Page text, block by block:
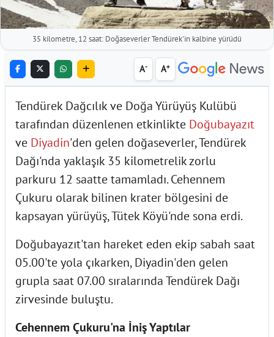
35 kilometre, 12 saat: Doğaseverler Tendürek'in kalbine yürüdü
A- A+
Tendürek Dağcılık ve Doğa Yürüyüş Kulübü
tarafından düzenlenen etkinlikte Doğubayazıt
ve Diyadin'den gelen doğaseverler, Tendürek
Dağı'nda yaklaşık 35 kilometrelik zorlu
parkuru 12 saatte tamamladı. Cehennem
Çukuru olarak bilinen krater bölgesini de
kapsayan yürüyüş, Tütek Köyü'nde sona erdi.
Doğubayazıt'tan hareket eden ekip sabah saat
05.00'te yola çıkarken, Diyadin'den gelen
grupla saat 07.00 sıralarında Tendürek Dağı
zirvesinde buluştu.
Cehennem Çukuru'na İniş Yaptılar